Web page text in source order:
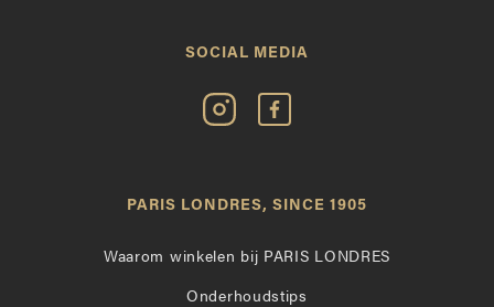
SOCIAL MEDIA
Volg
Paris
Instagram
Vind
op
PARIS LONDRES, SINCE 1905
Waarom winkelen bij PARIS LONDRES
Onderhoudstips